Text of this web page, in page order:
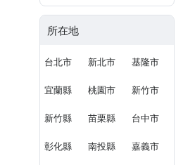
所在地
台北市 新北市 基隆市
宜蘭縣 桃園市 新竹市
新竹縣 苗栗縣 台中市
彰化縣 南投縣 嘉義市